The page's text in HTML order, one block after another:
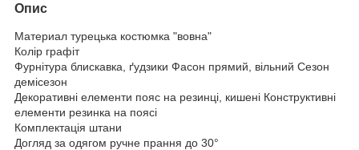
Опис
Материал турецька костюмка "вовна"
Колір графіт
Фурнітура блискавка, ґудзики Фасон прямий, вільний Сезон
демісезон
Декоративні елементи пояс на резинці, кишені Конструктивні
елементи резинка на поясі
Комплектація штани
Догляд за одягом ручне прання до 30°